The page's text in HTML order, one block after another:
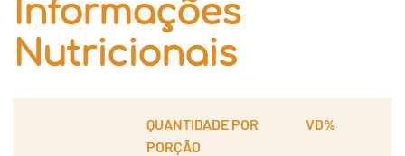
Informações
Nutricionais
QUANTIDADE POR
PORÇÃO
VD%